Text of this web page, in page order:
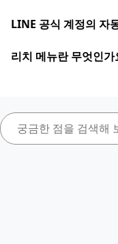
LINE 공식 계정의 자
리치 메뉴란 무엇인가